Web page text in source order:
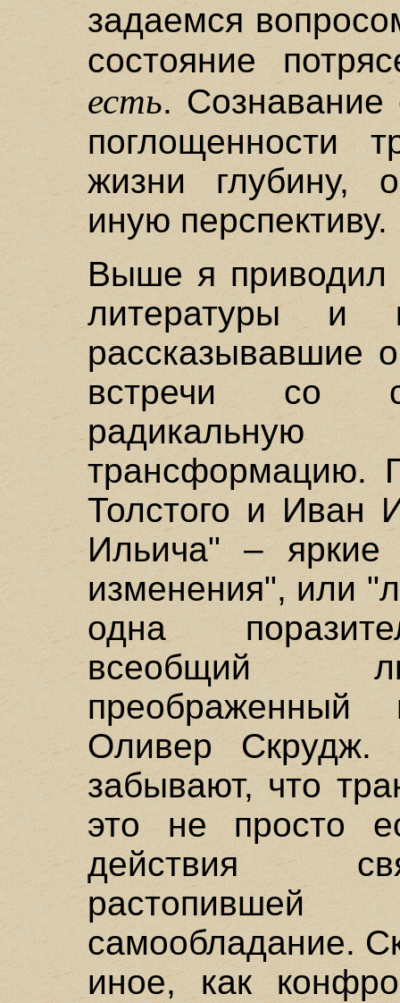
задаемся
состояние
есть. Сознавание
поглощенности
жизни глубину,
иную перспективу.
Выше я приводил
литературы и
рассказывавшие
встречи со
трансформацию.
Толстого и Иван
Ильича" – яркие
изменения", или
одна
всеобщий
Оливер Скрудж.
забывают, что
это не просто
действия
самообладание.
иное, как